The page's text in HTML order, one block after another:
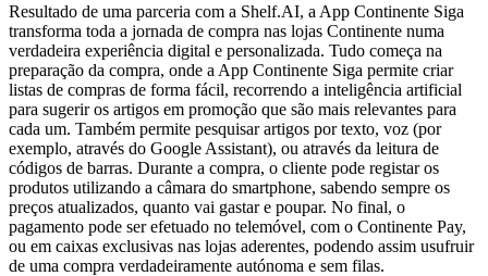
Resultado de uma parceria com a Shelf.AI, a App Continente Siga
transforma toda a jornada de compra nas lojas Continente numa
verdadeira experiência digital e personalizada. Tudo começa na
preparação da compra, onde a App Continente Siga permite criar
listas de compras de forma fácil, recorrendo a inteligência artificial
para sugerir os artigos em promoção que são mais relevantes para
cada um. Também permite pesquisar artigos por texto, voz (por
exemplo, através do Google Assistant), ou através da leitura de
códigos de barras. Durante a compra, o cliente pode registar os
produtos utilizando a câmara do smartphone, sabendo sempre os
preços atualizados, quanto vai gastar e poupar. No final, o
pagamento pode ser efetuado no telemóvel, com o Continente Pay,
ou em caixas exclusivas nas lojas aderentes, podendo assim usufruir
de uma compra verdadeiramente autónoma e sem filas.